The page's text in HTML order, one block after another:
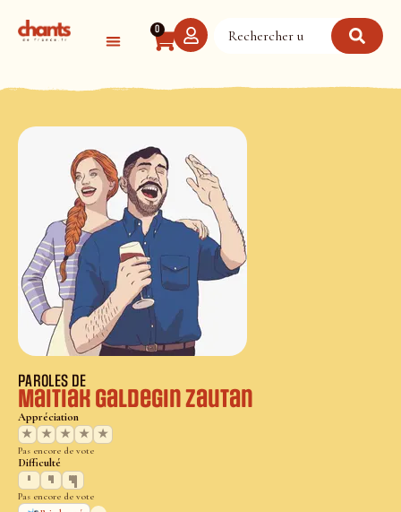
0
PAROLES DE
Maitiak galdegin zautan
Appréciation
★
★ ★ ★ ★
Pas encore de vote
Difficulté
Pas encore de vote